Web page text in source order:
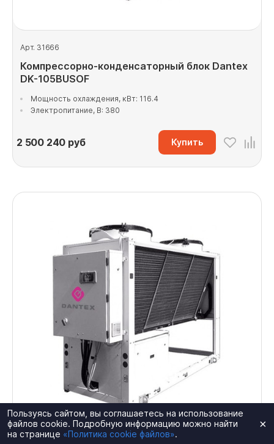
Арт. 31666
Компрессорно-конденсаторный блок Dantex
DK-105BUSOF
Мощность охлаждения, кВт: 116.4
Электропитание, В: 380
2 500 240 руб Купить
×
Пользуясь сайтом, вы соглашаетесь на использование
файлов cookie. Подробную информацию можно найти
на странице «Политика cookie файлов».